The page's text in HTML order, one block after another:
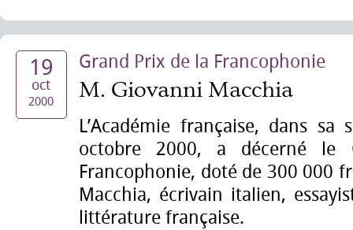
19
oct
2000
Grand Prix de la Francophonie
M. Giovanni Macchia
L’Académie française, dans
octobre 2000, a décerné
Francophonie, doté de 300 000
Macchia, écrivain italien,
littérature française.